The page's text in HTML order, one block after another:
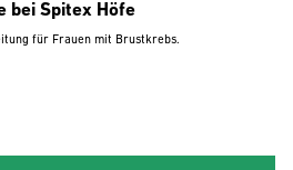
bei Spitex Höfe
für Frauen mit Brustkrebs.